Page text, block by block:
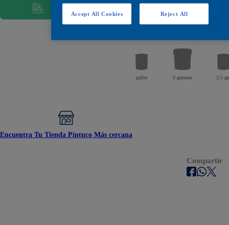
galón 5 galones 2,5
Encuentra Tu Tienda Pintuco Más cercana
Compartir
Reject All
Accept All Cookies